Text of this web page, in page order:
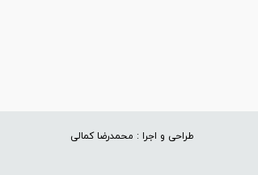
طراحی و اجرا : محمدرضا کمالی